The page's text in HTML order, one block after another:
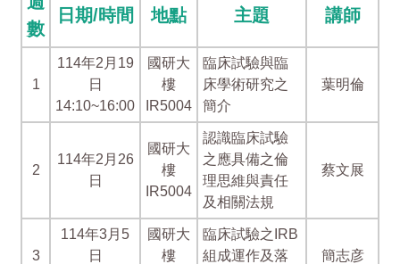
數
日期/時間 地點 主題 講師
1
114年2月19
日
14:10~16:00
國研大
樓
IR5004
臨床試驗與臨
床學術研究之
簡介
葉明倫
2
114年2月26
日
國研大
樓
IR5004
認識臨床試驗
之應具備之倫
理思維與責任
及相關法規
蔡文展
3
114年3月5
日
國研大
樓
臨床試驗之IRB
組成運作及落
簡志彦